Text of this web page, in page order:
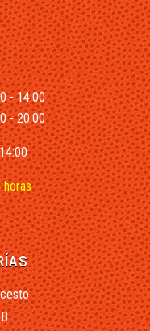
- 14:00
- 20:00
horas